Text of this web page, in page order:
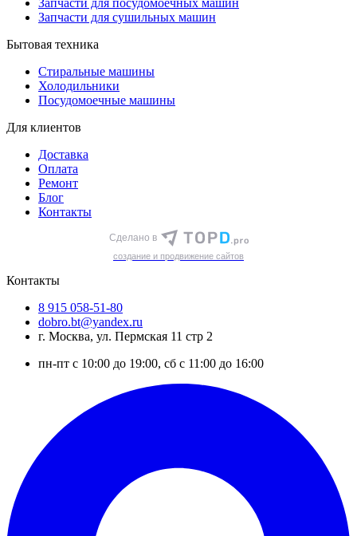
Запчасти для посудомоечных машин
Запчасти для сушильных машин
Бытовая техника
Стиральные машины
Холодильники
Посудомоечные машины
Для клиентов
Доставка
Оплата
Ремонт
Блог
Контакты
Сделано в
cоздание и продвижение сайтов
Контакты
8 915 058-51-80
dobro.bt@yandex.ru
г. Москва, ул. Пермская 11 стр 2
пн-пт с 10:00 до 19:00, сб с 11:00 до 16:00